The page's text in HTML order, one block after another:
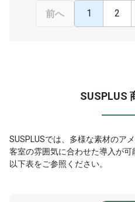
前へ 1 2
SUSPLUS
SUSPLUSでは、多様な素材のア
客室の雰囲気に合わせた導入が可
以下表をご参照ください。